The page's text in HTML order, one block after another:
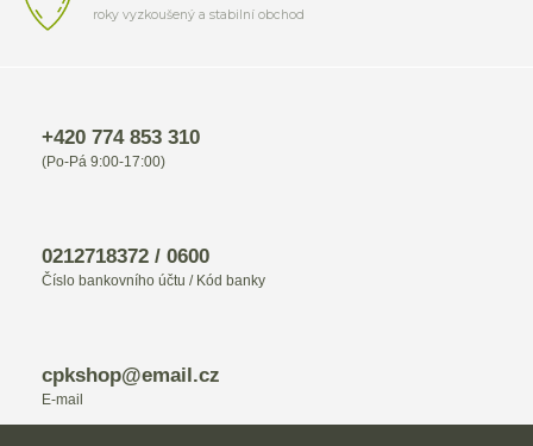
roky vyzkoušený a stabilní obchod
+420 774 853 310
(Po-Pá 9:00-17:00)
0212718372 / 0600
Číslo bankovního účtu / Kód banky
cpkshop@email.cz
E-mail